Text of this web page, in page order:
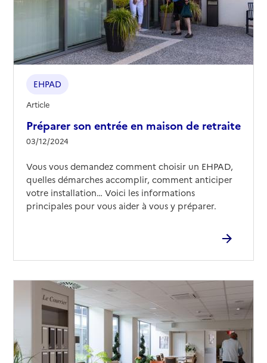
Préparer son entrée en maison de retraite
03/12/2024
EHPAD
Article
Vous vous demandez comment choisir un EHPAD,
quelles démarches accomplir, comment anticiper
votre installation… Voici les informations
principales pour vous aider à vous y préparer.